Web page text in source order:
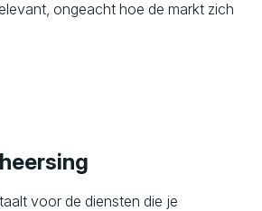
ongeacht hoe de markt zich
voor de diensten die je